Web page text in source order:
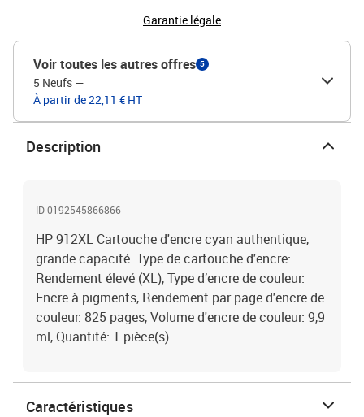
Garantie légale
Voir toutes les autres offres 5
5 Neufs —
À partir de 22,11 € HT
Description
ID 0192545866866
HP 912XL Cartouche d'encre cyan authentique,
grande capacité. Type de cartouche d'encre:
Rendement élevé (XL), Type d’encre de couleur:
Encre à pigments, Rendement par page d'encre de
couleur: 825 pages, Volume d'encre de couleur: 9,9
ml, Quantité: 1 pièce(s)
Caractéristiques